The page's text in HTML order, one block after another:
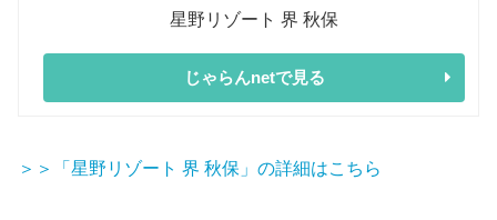
星野リゾート 界 秋保
じゃらんnetで見る
＞＞「星野リゾート 界 秋保」の詳細はこちら